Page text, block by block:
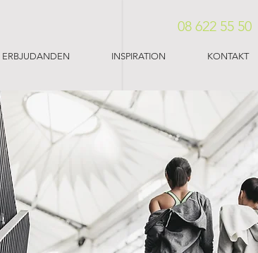
08 622 55 50
ERBJUDANDEN INSPIRATION KONTAKT